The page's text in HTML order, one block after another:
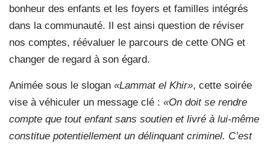
bonheur des enfants et les foyers et familles intégrés
dans la communauté. Il est ainsi question de réviser
nos comptes, réévaluer le parcours de cette ONG et
changer de regard à son égard.
Animée sous le slogan «Lammat el Khir», cette soirée
vise à véhiculer un message clé : «On doit se rendre
compte que tout enfant sans soutien et livré à lui-même
constitue potentiellement un délinquant criminel. C’est